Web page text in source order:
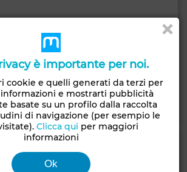
Cité el Ghazela, Raoued
4 Camere 3 Bagni
Chiama WhatsApp
è importante per noi.
cookie e quelli generati da terzi per
e mostrarti pubblicità
basate su un profilo dalla raccolta
di navigazione (per esempio le
Clicca qui per maggiori
informazioni
Ok